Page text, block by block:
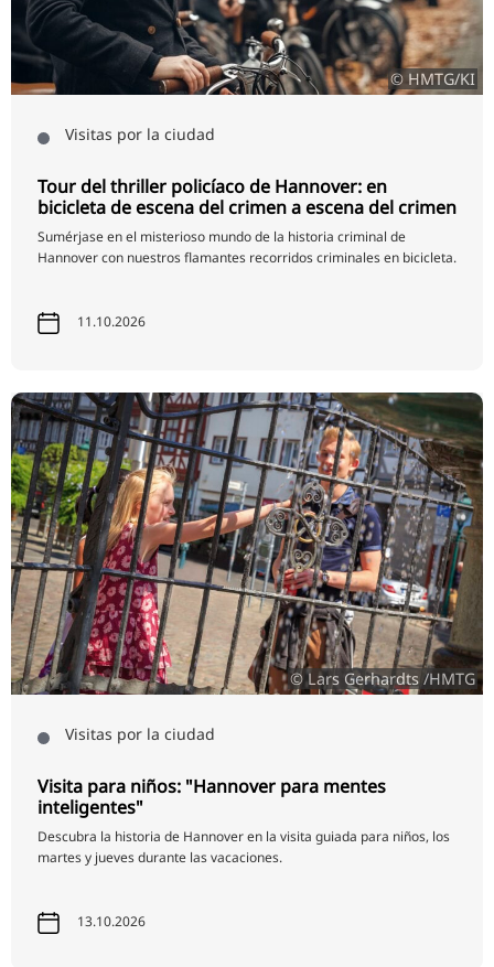
© HMTG/KI
Visitas por la ciudad
Tour del thriller policíaco de Hannover: en
bicicleta de escena del crimen a escena del crimen
Sumérjase en el misterioso mundo de la historia criminal de
Hannover con nuestros flamantes recorridos criminales en bicicleta.
11.10.2026
© Lars Gerhardts /HMTG
Visitas por la ciudad
Visita para niños: "Hannover para mentes
inteligentes"
Descubra la historia de Hannover en la visita guiada para niños, los
martes y jueves durante las vacaciones.
13.10.2026